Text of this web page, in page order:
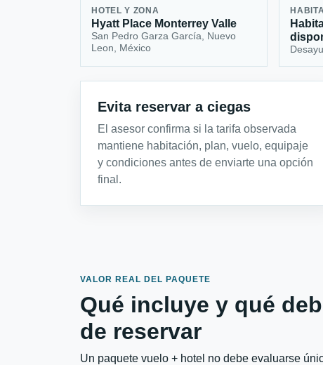
HOTEL Y ZONA
Hyatt Place Monterrey Valle
San Pedro Garza García, Nuevo
Leon, México
Evita reservar a ciegas
El asesor confirma si la tarifa observada
mantiene habitación, plan, vuelo, equipaje
y condiciones antes de enviarte una opción
final.
VALOR REAL DEL PAQUETE
Qué incluye y qué
de reservar
Un paquete vuelo + hotel no debe evaluarse